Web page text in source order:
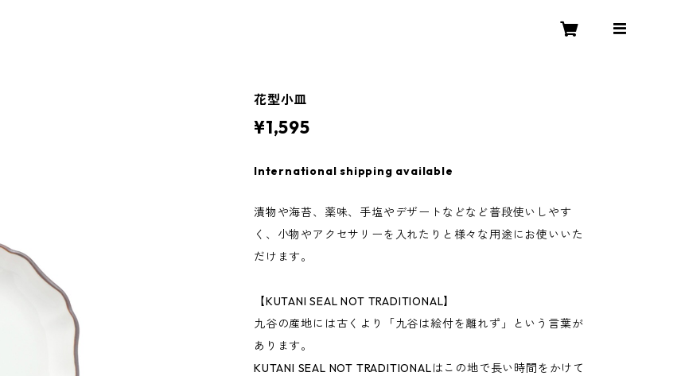
花型小皿
¥1,595
International shipping available
漬物や海苔、薬味、手塩やデザートなどなど普段使いしやす
く、小物やアクセサリーを入れたりと様々な用途にお使いいた
だけます。
【KUTANI SEAL NOT TRADITIONAL】
九谷の産地には古くより「九谷は絵付を離れず」という言葉が
あります。
KUTANI SEAL NOT TRADITIONALはこの地で長い時間をかけて